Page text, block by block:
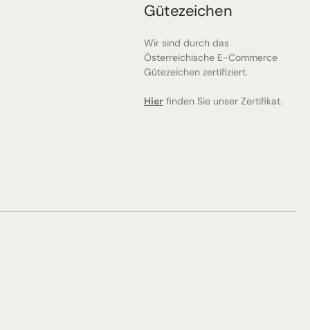
Gütezeichen
Wir sind durch das
Österreichische E-Commerce
Gütezeichen zertifiziert.
Hierfinden Sie unser Zertifikat.